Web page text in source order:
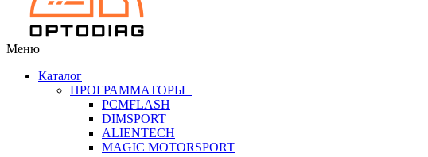
Меню
Каталог
ПРОГРАММАТОРЫ
PCMFLASH
DIMSPORT
ALIENTECH
MAGIC MOTORSPORT